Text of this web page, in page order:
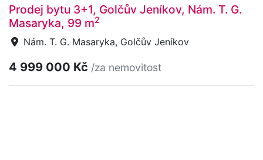
Prodej bytu 3+1, Golčův Jeníkov, Nám. T. G.
Masaryka, 99 m2
Nám. T. G. Masaryka, Golčův Jeníkov
4 999 000 Kč /za nemovitost